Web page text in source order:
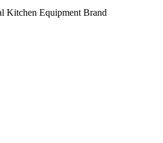
Kitchen Equipment Brand